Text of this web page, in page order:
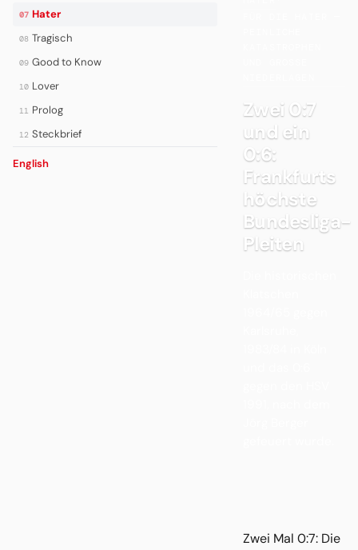
07 Hater
08 Tragisch
09 Good to Know
10 Lover
11 Prolog
12 Steckbrief
English
Zwei 0:7
und ein
0:6:
Frankfurts
höchste
Bundesliga-
Pleiten
Zwei Mal 0:7: Die